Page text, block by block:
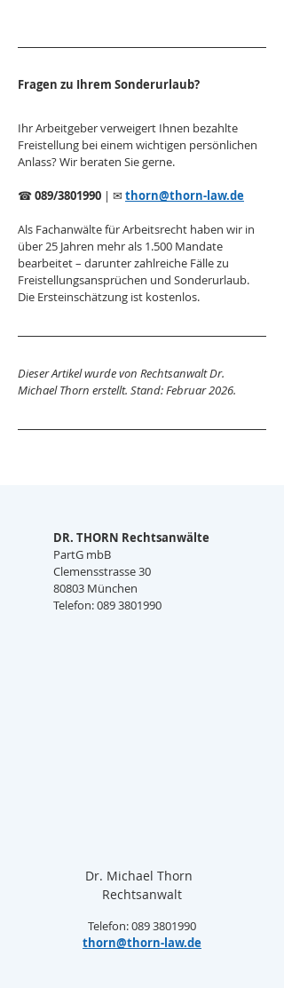
Fragen zu Ihrem Sonderurlaub?
Ihr Arbeitgeber verweigert Ihnen bezahlte
Freistellung bei einem wichtigen persönlichen
Anlass? Wir beraten Sie gerne.
☎ 089/3801990 | ✉ thorn@thorn-law.de
Als Fachanwälte für Arbeitsrecht haben wir in
über 25 Jahren mehr als 1.500 Mandate
bearbeitet – darunter zahlreiche Fälle zu
Freistellungsansprüchen und Sonderurlaub.
Die Ersteinschätzung ist kostenlos.
Dieser Artikel wurde von Rechtsanwalt Dr.
Michael Thorn erstellt. Stand: Februar 2026.
DR. THORN Rechtsanwälte
PartG mbB
Clemensstrasse 30
80803 München
Telefon: 089 3801990
Dr. Michael Thorn
Rechtsanwalt
Telefon: 089 3801990
thorn@thorn-law.de